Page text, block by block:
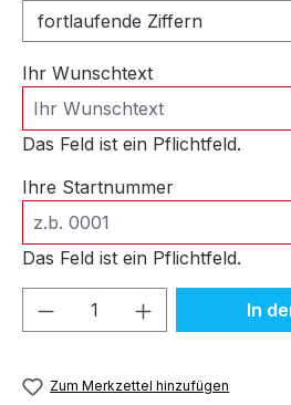
Ihr Wunschtext
Das Feld ist ein Pflichtfeld.
Ihre Startnummer
Das Feld ist ein Pflichtfeld.
Produkt Anzahl: Gib
In
Zum Merkzettel hinzufügen